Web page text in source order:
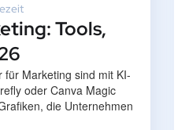
Tools,
für Marketing sind mit KI-
oder Canva Magic
die Unternehmen